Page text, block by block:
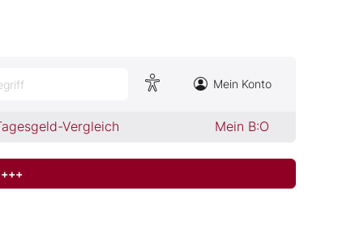
Mein Konto
Vergleich Mein B:O